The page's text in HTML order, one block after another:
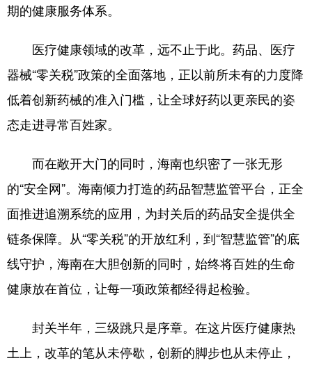
期的健康服务体系。
医疗健康领域的改革，远不止于此。药品、医疗
器械“零关税”政策的全面落地，正以前所未有的力度降
低着创新药械的准入门槛，让全球好药以更亲民的姿
态走进寻常百姓家。
而在敞开大门的同时，海南也织密了一张无形
的“安全网”。海南倾力打造的药品智慧监管平台，正全
面推进追溯系统的应用，为封关后的药品安全提供全
链条保障。从“零关税”的开放红利，到“智慧监管”的底
线守护，海南在大胆创新的同时，始终将百姓的生命
健康放在首位，让每一项政策都经得起检验。
封关半年，三级跳只是序章。在这片医疗健康热
土上，改革的笔从未停歇，创新的脚步也从未停止，